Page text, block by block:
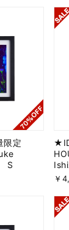
限定
S
￥